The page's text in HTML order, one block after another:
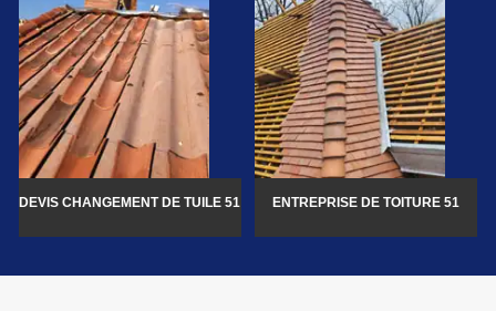
DEVIS CHANGEMENT DE TUILE 51 ENTREPRISE DE TOITURE 51